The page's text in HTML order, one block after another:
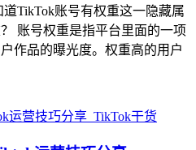
TikTok账号有权重这一隐藏属
账号权重是指平台里面的一项
作品的曝光度。权重高的用户
TikTok干货